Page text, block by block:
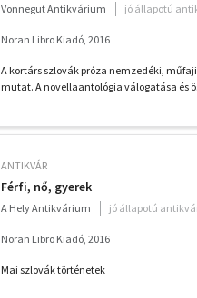
Vonnegut Antikvárium jó állapotú
Noran Libro Kiadó, 2016
A kortárs szlovák próza nemzedéki,
mutat. A novellaantológia válogatása és
ANTIKVÁR
Férfi, nő, gyerek
A Hely Antikvárium jó állapotú
Noran Libro Kiadó, 2016
Mai szlovák történetek